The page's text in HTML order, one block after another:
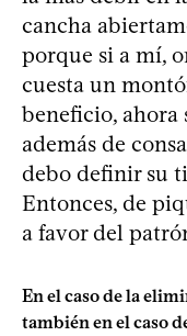
cancha
porque si a mí,
cuesta un
beneficio, ahora
además de
debo definir su
Entonces, de
a favor del
En el caso de la
también en el caso